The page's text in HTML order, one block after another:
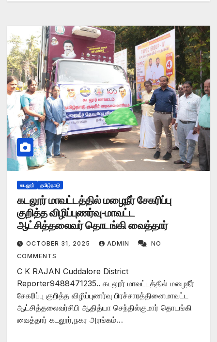
கடலூர் தமிழ்நாடு
கடலூர் மாவட்டத்தில் மழைநீர் சேகரிப்பு
குறித்த விழிப்புணர்வு-மாவட்ட
ஆட்சித்தலைவர் தொடங்கி வைத்தார்
OCTOBER 31, 2025 ADMIN
NO
COMMENTS
C K RAJAN Cuddalore District
Reporter9488471235.. கடலூர் மாவட்டத்தில் மழைநீர்
சேகரிப்பு குறித்த விழிப்புணர்வு பிரச்சாரத்தினைமாவட்ட
ஆட்சித்தலைவர்சிபி ஆதித்யா செந்தில்குமார் தொடங்கி
வைத்தார் கடலூர்,நகர அரங்கம்…